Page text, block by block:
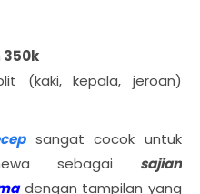
350k
(kaki, kepala, jeroan)
sangat cocok untuk
sebagai sajian
dengan tampilan yang